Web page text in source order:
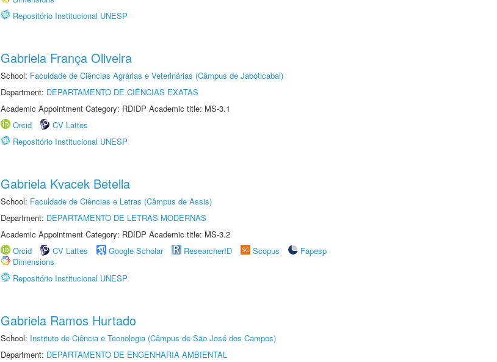
Repositório Institucional UNESP
Gabriela França Oliveira
School: Faculdade de Ciências Agrárias e Veterinárias (Câmpus de Jaboticabal)
Department: DEPARTAMENTO DE CIÊNCIAS EXATAS
Academic Appointment Category: RDIDP Academic title: MS-3.1
Orcid
CV Lattes
Repositório Institucional UNESP
Gabriela Kvacek Betella
School: Faculdade de Ciências e Letras (Câmpus de Assis)
Department: DEPARTAMENTO DE LETRAS MODERNAS
Academic Appointment Category: RDIDP Academic title: MS-3.2
Orcid
CV Lattes Google Scholar ResearcherID Scopus
Fapesp
Dimensions
Repositório Institucional UNESP
Gabriela Ramos Hurtado
School: Instituto de Ciência e Tecnologia (Câmpus de São José dos Campos)
Department: DEPARTAMENTO DE ENGENHARIA AMBIENTAL